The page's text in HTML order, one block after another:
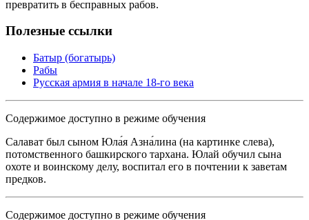
превратить в бесправных рабов.
Полезные ссылки
Батыр (богатырь)
Рабы
Русская армия в начале 18-го века
Содержимое доступно в режиме обучения
Салават был сыном Юла́я Азна́лина (на картинке слева),
потомственного башкирского тархана. Юлай обучил сына
охоте и воинскому делу, воспитал его в почтении к заветам
предков.
Содержимое доступно в режиме обучения